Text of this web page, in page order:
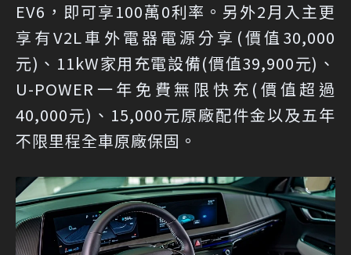
EV6，即可享100萬0利率。另外2月入主更
享有V2L車外電器電源分享(價值30,000
元)、11kW家用充電設備(價值39,900元)、
U-POWER一年免費無限快充(價值超過
40,000元)、15,000元原廠配件金以及五年
不限里程全車原廠保固。